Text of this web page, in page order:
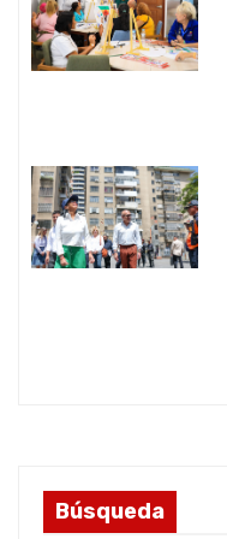
a
a
s
Búsqueda